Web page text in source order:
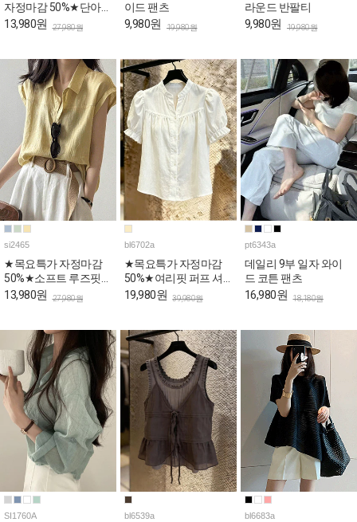
자정마감 50%★단아한
퍼플 리본랩 퍼프 블라
13,980원 27,980원
이드 팬츠
9,980원 19,980원
라운드 반팔티
9,980원 19,980원
si2465
★목요특가 자정마감
50%★소프트 루즈핏
롤업 캡소매 카라 셔츠
13,980원 27,980원
bl6702a
★목요특가 자정마감
50%★여리핏 퍼프 셔
링 반소매 블라우스
19,980원 39,980원
pt6343a
데일리 9부 일자 와이
드 코튼 팬츠
16,980원 18,180원
SI1760A bl6539a bl6683a